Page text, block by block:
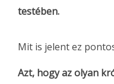
testében.
Mit is jelent ez
Azt, hogy az olyan